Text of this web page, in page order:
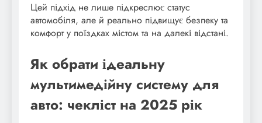
Цей підхід не лише підкреслює статус
автомобіля, але й реально підвищує безпеку та
комфорт у поїздках містом та на далекі відстані.
Як обрати ідеальну
мультимедійну систему для
авто: чекліст на 2025 рік